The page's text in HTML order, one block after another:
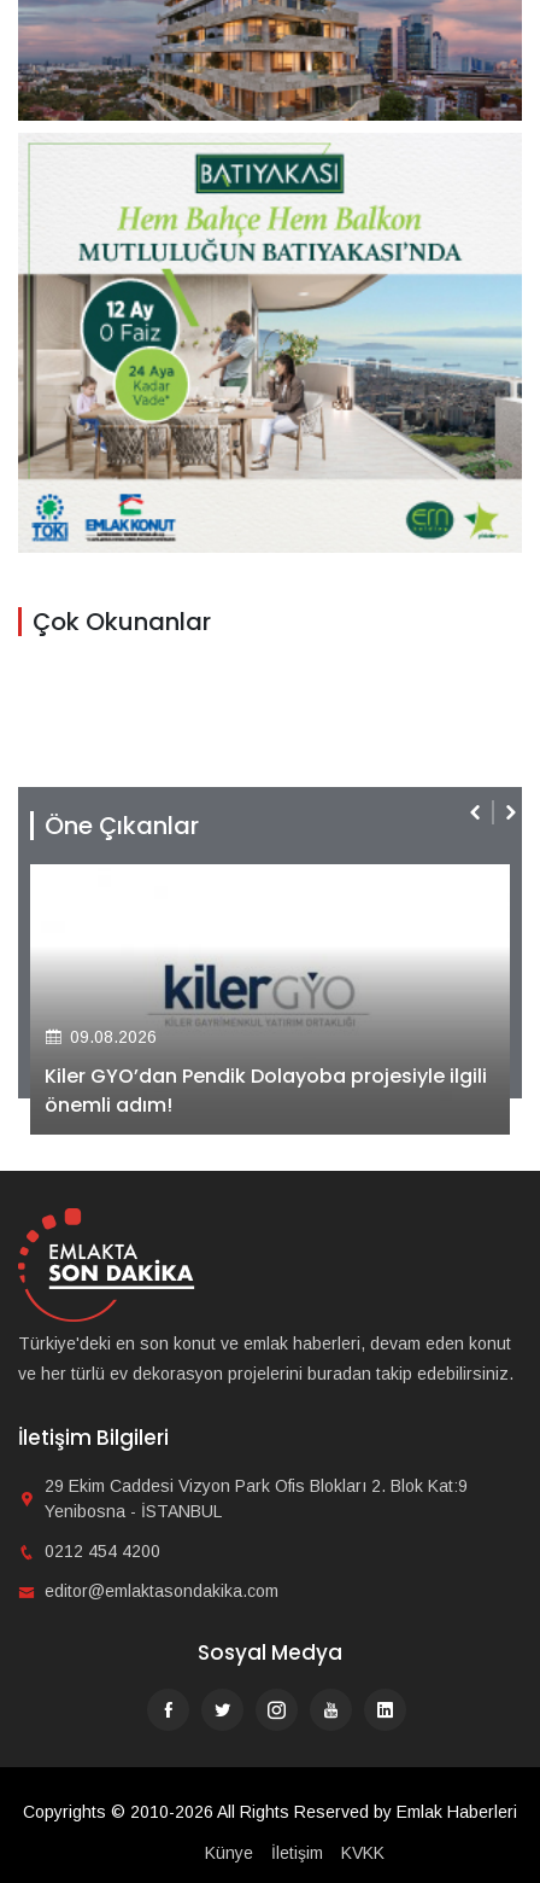
Çok Okunanlar
Öne Çıkanlar
09.08.2026
Kiler GYO’dan Pendik Dolayoba projesiyle ilgili
önemli adım!
Türkiye'deki en son konut ve emlak haberleri, devam eden konut
ve her türlü ev dekorasyon projelerini buradan takip edebilirsiniz.
İletişim Bilgileri
29 Ekim Caddesi Vizyon Park Ofis Blokları 2. Blok Kat:9
Yenibosna - İSTANBUL
0212 454 4200
editor@emlaktasondakika.com
Sosyal Medya
Copyrights © 2010-2026 All Rights Reserved by Emlak Haberleri
Künye İletişim KVKK